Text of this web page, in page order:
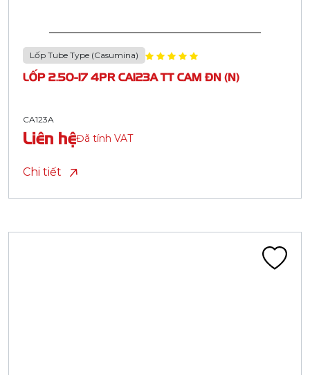
Lốp Tube Type (Casumina)
LỐP 2.50-17 4PR CA123A TT CAM ĐN (N)
CA123A
Liên hệĐã tính VAT
Chi tiết